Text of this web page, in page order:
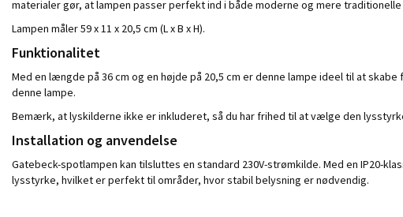
materialer gør, at lampen passer perfekt ind i både moderne og mere
Lampen måler 59 x 11 x 20,5 cm (L x B x H).
Funktionalitet
Med en længde på 36 cm og en højde på 20,5 cm er denne lampe ideel til at
denne lampe.
Bemærk, at lyskilderne ikke er inkluderet, så du har frihed til at vælge den
Installation og anvendelse
Gatebeck-spotlampen kan tilsluttes en standard 230V-strømkilde. Med en IP20-
lysstyrke, hvilket er perfekt til områder, hvor stabil belysning er nødvendig.